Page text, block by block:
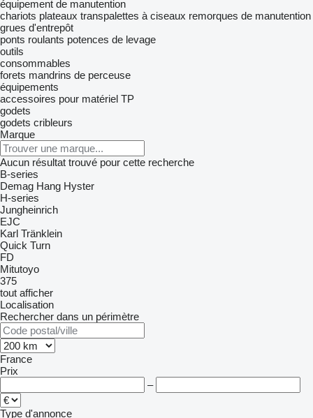
équipement de manutention
chariots plateaux transpalettes à ciseaux remorques de manutention
grues d'entrepôt
ponts roulants potences de levage
outils
consommables
forets mandrins de perceuse
équipements
accessoires pour matériel TP
godets
godets cribleurs
Marque
Aucun résultat trouvé pour cette recherche
B-series
Demag Hang Hyster
H-series
Jungheinrich
EJC
Karl Tränklein
Quick Turn
FD
Mitutoyo
375
tout afficher
Localisation
Rechercher dans un périmètre
France
Prix
–
Type d'annonce